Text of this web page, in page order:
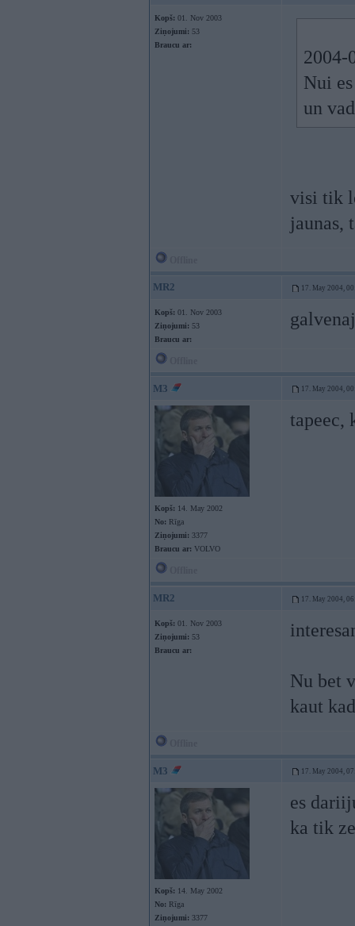
Kopš: 01. Nov 2003
Ziņojumi: 53
Braucu ar:
2004-
Nui
un
visi tik
jaunas,
MR2 17. May 2004,
Kopš: 01. Nov 2003
Ziņojumi: 53
Braucu ar:
M3 17. May 2004,
Kopš: 14. May 2002
No: Rīga
Ziņojumi: 3377
Braucu ar: VOLVO
tapeec,
MR2 17. May 2004,
Kopš: 01. Nov 2003
Ziņojumi: 53
Braucu ar:
Nu bet
kaut
M3 17. May 2004,
Kopš: 14. May 2002
No: Rīga
Ziņojumi: 3377
es
ka tik